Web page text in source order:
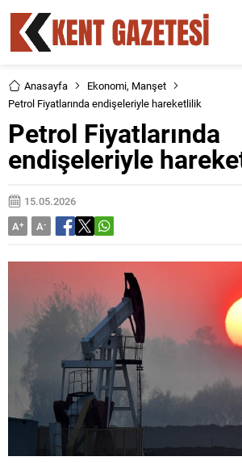
Anasayfa Ekonomi, Manşet
Petrol Fiyatlarında endişeleriyle hareketlilik
Petrol Fiyatlarında
endişeleriyle
15.05.2026
A+ A-